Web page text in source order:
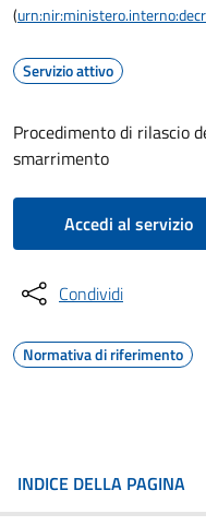
(
Servizio attivo
Procedimento di rilascio
smarrimento
Accedi al servizio
Condividi
Normativa di riferimento
INDICE DELLA PAGINA